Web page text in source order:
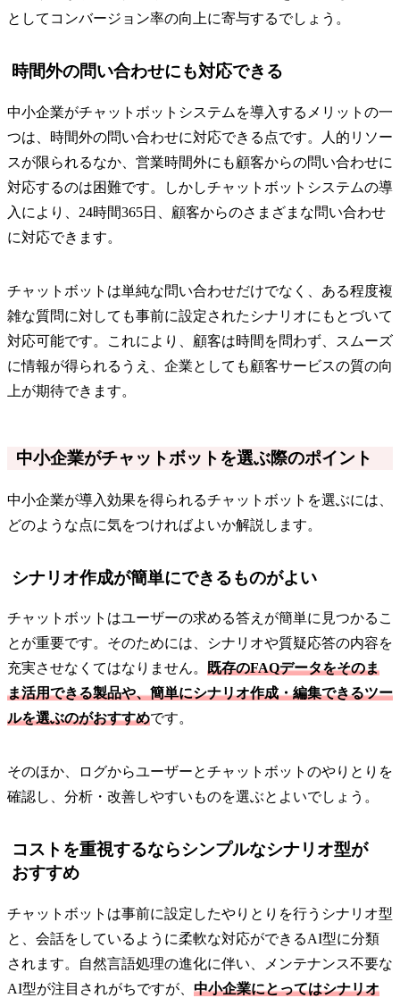
としてコンバージョン率の向上に寄与するでしょう。
時間外の問い合わせにも対応できる
中小企業がチャットボットシステムを導入するメリットの一
つは、時間外の問い合わせに対応できる点です。人的リソー
スが限られるなか、営業時間外にも顧客からの問い合わせに
対応するのは困難です。しかしチャットボットシステムの導
入により、24時間365日、顧客からのさまざまな問い合わせ
に対応できます。
チャットボットは単純な問い合わせだけでなく、ある程度複
雑な質問に対しても事前に設定されたシナリオにもとづいて
対応可能です。これにより、顧客は時間を問わず、スムーズ
に情報が得られるうえ、企業としても顧客サービスの質の向
上が期待できます。
中小企業がチャットボットを選ぶ際のポイント
中小企業が導入効果を得られるチャットボットを選ぶには、
どのような点に気をつければよいか解説します。
シナリオ作成が簡単にできるものがよい
チャットボットはユーザーの求める答えが簡単に見つかるこ
とが重要です。そのためには、シナリオや質疑応答の内容を
充実させなくてはなりません。 既存のFAQデータをそのま
ま活用できる製品や、簡単にシナリオ作成・編集できるツー
ルを選ぶのがおすすめです。
そのほか、ログからユーザーとチャットボットのやりとりを
確認し、分析・改善しやすいものを選ぶとよいでしょう。
コストを重視するならシンプルなシナリオ型が
おすすめ
チャットボットは事前に設定したやりとりを行うシナリオ型
と、会話をしているように柔軟な対応ができるAI型に分類
されます。自然言語処理の進化に伴い、メンテナンス不要な
AI型が注目されがちですが、 中小企業にとってはシナリオ